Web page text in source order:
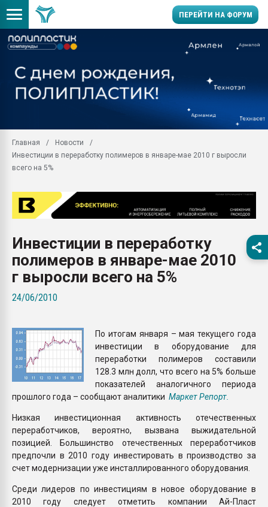
ПЕРЕЙТИ НА ФОРУМ
заводу пластмасс"
28.07.2026
первый план в
28.07.2026
ситуацией на
Главная
Новости
Инвестиции в переработку полимеров в январе-мае 2010 г выросли
всего на 5%
Инвестиции в переработку
полимеров в январе-мае 2010
г выросли всего на 5%
24/06/2010
По итогам января – мая текущего года
инвестиции в оборудование для
переработки полимеров составили
128.3 млн долл, что всего на 5% больше
показателей аналогичного периода
прошлого года – сообщают аналитики Маркет Репорт.
Низкая инвестиционная активность отечественных
переработчиков, вероятно, вызвана выжидательной
позицией. Большинство отечественных переработчиков
предпочли в 2010 году инвестировать в производство за
счет модернизации уже инсталлированного оборудования.
Среди лидеров по инвестициям в новое оборудование в
2010 году следует отметить компании Ай-Пласт